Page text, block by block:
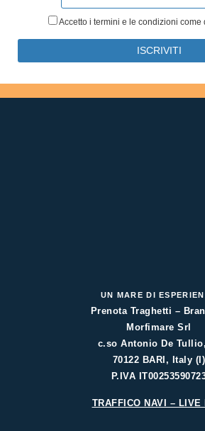
Accetto i termini e le condizioni come
UN MARE DI
Prenota Traghetti –
Morfimare Srl
c.so Antonio De
70122 BARI, Italy (I)
P.IVA
TRAFFICO NAVI – LIVE